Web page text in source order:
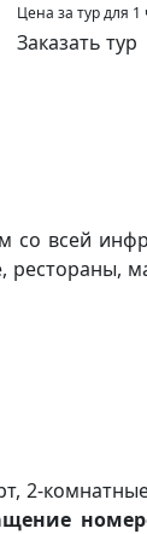
Цена за тур для
Заказать тур
всей
2-